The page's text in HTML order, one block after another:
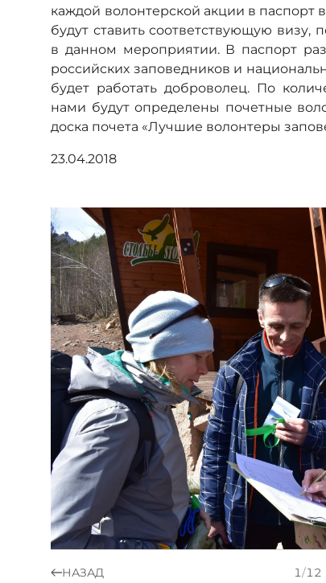
каждой волонтерской акции в паспорт
будут ставить соответствующую визу,
в данном мероприятии. В паспорт
российских заповедников и
будет работать доброволец. По
нами будут определены почетные
доска почета «Лучшие волонтеры
23.04.2018
НАЗАД 1/12